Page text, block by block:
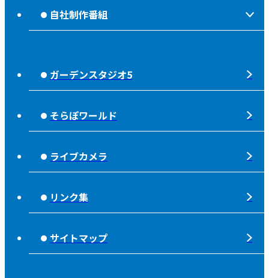
リクルートページ
放送番組審議会
大分朝日放送 人権方針
青少年と放送
個人情報について
子ども食堂応援
宇宙(そら)
ピンクリボン
みんなでそなえーる
自社制作番組
もっと！
SOLD OUT
タウンスパイス
夜分、おじゃまします。
ガーデンスタジオ5
そらぽワールド
ライブカメラ
リンク集
サイトマップ